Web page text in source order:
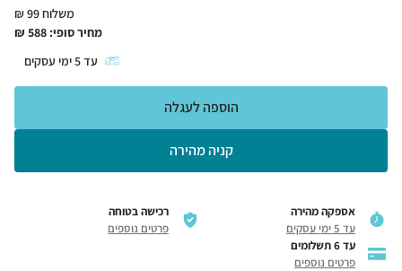
משלוח 99 ₪
מחיר סופי: 588
₪
עד5ימי עסקים
קניה מהירה
הוספה לעגלה
אספקה מהירה
עד 5 ימי עסקים
רכישה בטוחה
פרטים נוספים
עד 6 תשלומים
פרטים נוספים